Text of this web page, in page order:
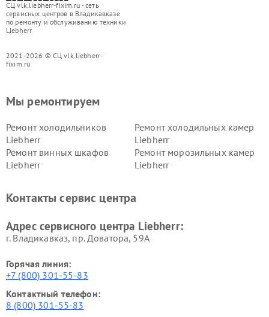
СЦ vlk.liebherr-fixim.ru - сеть
сервисных центров в Владикавказе
по ремонту и обслуживанию техники
Liebherr
2021-2026 © СЦ vlk.liebherr-
fixim.ru
Мы ремонтируем
Ремонт холодильников
Liebherr
Ремонт холодильных камер
Liebherr
Ремонт винных шкафов
Liebherr
Ремонт морозильных камер
Liebherr
Контакты сервис центра
Адрес сервисного центра Liebherr:
г. Владикавказ, пр. Доватора, 59А
Горячая линия:
+7 (800) 301-55-83
Контактный телефон:
8 (800) 301-55-83